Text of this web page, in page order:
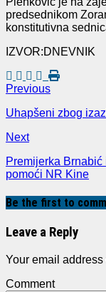
predsednikom
konstitutivna
IZVOR:DNEVNIK
Previous
Uhapšeni zbog
Next
Premijerka
pomoći NR Kine
Be the first to
Leave a Reply
Your email
Comment